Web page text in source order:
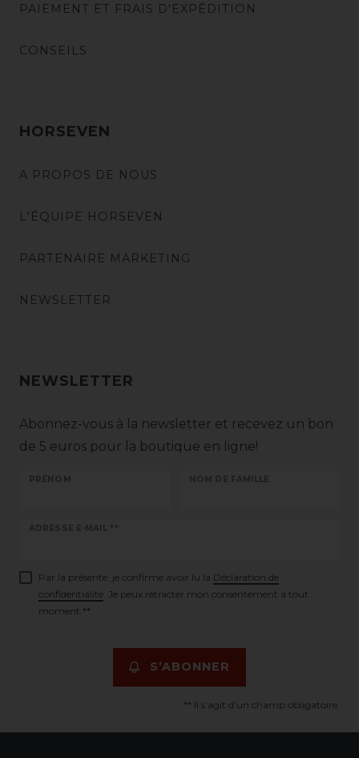
PAIEMENT ET FRAIS D'EXPÉDITION
CONSEILS
HORSEVEN
A PROPOS DE NOUS
L'ÉQUIPE HORSEVEN
PARTENAIRE MARKETING
NEWSLETTER
NEWSLETTER
Abonnez-vous à la newsletter et recevez un bon
de 5 euros pour la boutique en ligne!
PRÉNOM NOM DE FAMILLE
ADRESSE E-MAIL **
Ceres::Template.newsletterHoneypotLabel
Par la présente, je confirme avoir lu la Déclaration de
confidentialité . Je peux rétracter mon consentement à tout
moment.**
S’ABONNER
** Il s’agit d’un champ obligatoire.